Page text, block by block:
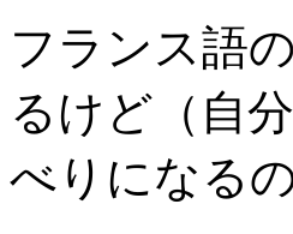
フランス語
るけど（自
べりになるの